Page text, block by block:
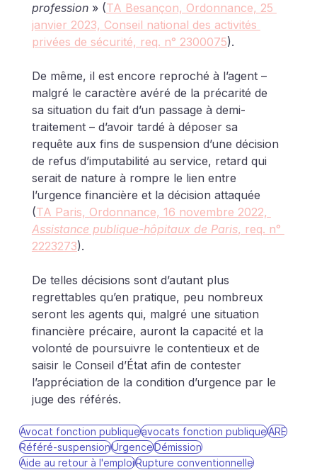
profession » (TA Besançon, Ordonnance, 25
janvier 2023, Conseil national des activités
privées de sécurité, req. n° 2300075).
De même, il est encore reproché à l’agent –
malgré le caractère avéré de la précarité de
sa situation du fait d’un passage à demi-
traitement – d’avoir tardé à déposer sa
requête aux fins de suspension d’une décision
de refus d’imputabilité au service, retard qui
serait de nature à rompre le lien entre
l’urgence financière et la décision attaquée
(TA Paris, Ordonnance, 16 novembre 2022,
Assistance publique-hôpitaux de Paris, req. n°
2223273).
De telles décisions sont d’autant plus
regrettables qu’en pratique, peu nombreux
seront les agents qui, malgré une situation
financière précaire, auront la capacité et la
volonté de poursuivre le contentieux et de
saisir le Conseil d’État afin de contester
l’appréciation de la condition d’urgence par le
juge des référés.
Avocat fonction publiqueavocats fonction publiqueARE
Référé-suspensionUrgenceDémission
Aide au retour à l'emploiRupture conventionnelle